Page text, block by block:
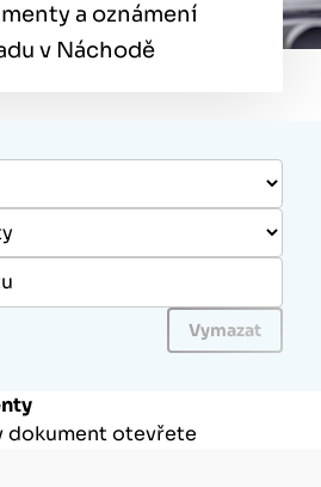
a oznámení
v Náchodě
dokument otevřete